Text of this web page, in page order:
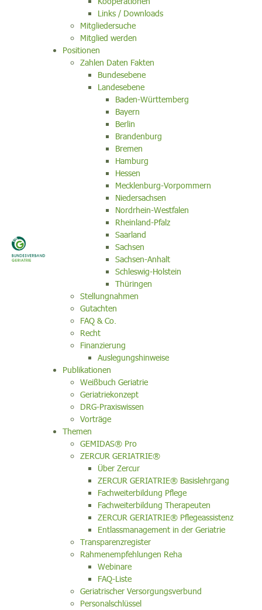
Links / Downloads
Mitgliedersuche
Mitglied werden
Positionen
Zahlen Daten Fakten
Bundesebene
Landesebene
Baden-Württemberg
Bayern
Berlin
Brandenburg
Bremen
Hamburg
Hessen
Mecklenburg-Vorpommern
Niedersachsen
Nordrhein-Westfalen
Rheinland-Pfalz
Saarland
Sachsen
Sachsen-Anhalt
Schleswig-Holstein
Thüringen
Stellungnahmen
Gutachten
FAQ & Co.
Recht
Finanzierung
Auslegungshinweise
Publikationen
Weißbuch Geriatrie
Geriatriekonzept
DRG-Praxiswissen
Vorträge
Themen
GEMIDAS® Pro
ZERCUR GERIATRIE®
Über Zercur
ZERCUR GERIATRIE® Basislehrgang
Fachweiterbildung Pflege
Fachweiterbildung Therapeuten
ZERCUR GERIATRIE® Pflegeassistenz
Entlassmanagement in der Geriatrie
Transparenzregister
Rahmenempfehlungen Reha
Webinare
FAQ-Liste
Geriatrischer Versorgungsverbund
Personalschlüssel